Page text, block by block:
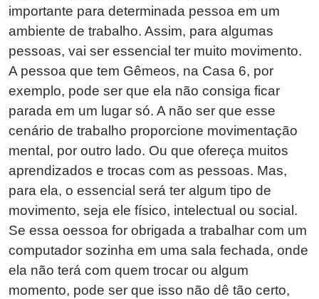
importante para determinada pessoa em um
ambiente de trabalho. Assim, para algumas
pessoas, vai ser essencial ter muito movimento.
A pessoa que tem Gêmeos, na Casa 6, por
exemplo, pode ser que ela não consiga ficar
parada em um lugar só. A não ser que esse
cenário de trabalho proporcione movimentação
mental, por outro lado. Ou que ofereça muitos
aprendizados e trocas com as pessoas. Mas,
para ela, o essencial será ter algum tipo de
movimento, seja ele físico, intelectual ou social.
Se essa oessoa for obrigada a trabalhar com um
computador sozinha em uma sala fechada, onde
ela não terá com quem trocar ou algum
momento, pode ser que isso não dê tão certo,